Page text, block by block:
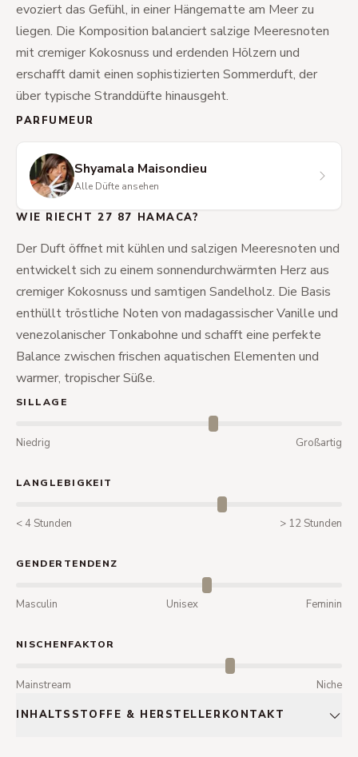
evoziert das Gefühl, in einer Hängematte am Meer zu
liegen. Die Komposition balanciert salzige Meeresnoten
mit cremiger Kokosnuss und erdenden Hölzern und
erschafft damit einen sophistizierten Sommerduft, der
über typische Stranddüfte hinausgeht.
PARFUMEUR
Shyamala Maisondieu
Alle Düfte ansehen
WIE RIECHT 27 87 HAMACA?
Der Duft öffnet mit kühlen und salzigen Meeresnoten und
entwickelt sich zu einem sonnendurchwärmten Herz aus
cremiger Kokosnuss und samtigen Sandelholz. Die Basis
enthüllt tröstliche Noten von madagassischer Vanille und
venezolanischer Tonkabohne und schafft eine perfekte
Balance zwischen frischen aquatischen Elementen und
warmer, tropischer Süße.
SILLAGE
Niedrig Großartig
LANGLEBIGKEIT
< 4 Stunden > 12 Stunden
GENDERTENDENZ
Masculin Unisex Feminin
NISCHENFAKTOR
Mainstream Niche
INHALTSSTOFFE & HERSTELLERKONTAKT